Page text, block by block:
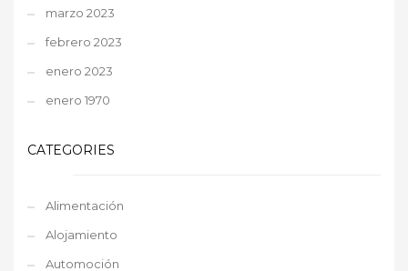
marzo 2023
febrero 2023
enero 2023
enero 1970
CATEGORIES
Alimentación
Alojamiento
Automoción